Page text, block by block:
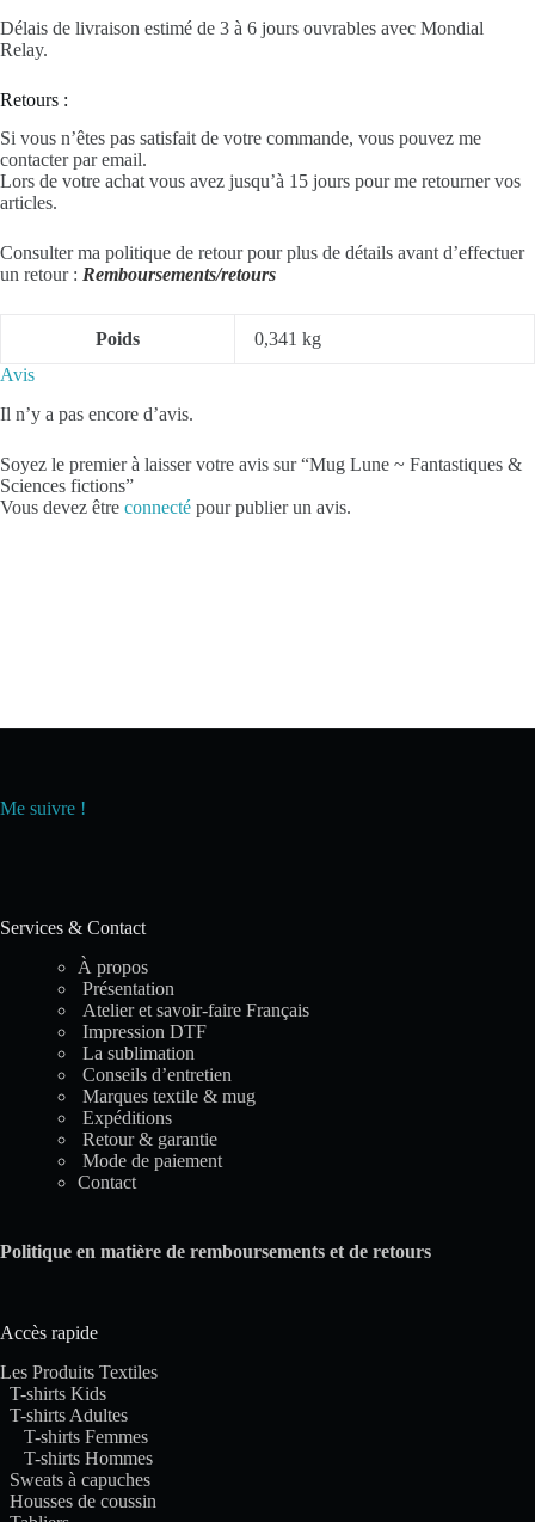
Délais de livraison estimé de 3 à 6 jours ouvrables avec Mondial
Relay.
Retours :
Si vous n’êtes pas satisfait de votre commande, vous pouvez me
contacter par email.
Lors de votre achat vous avez jusqu’à 15 jours pour me retourner vos
articles.
Consulter ma politique de retour pour plus de détails avant d’effectuer
un retour : Remboursements/retours
Poids
0,341 kg
Avis
Il n’y a pas encore d’avis.
Soyez le premier à laisser votre avis sur “Mug Lune ~ Fantastiques &
Sciences fictions”
Vous devez être connecté pour publier un avis.
Me suivre !
Services & Contact
À propos
Présentation
Atelier et savoir-faire Français
Impression DTF
La sublimation
Conseils d’entretien
Marques textile & mug
Expéditions
Retour & garantie
Mode de paiement
Contact
Politique en matière de remboursements et de retours
Accès rapide
Les Produits Textiles
T-shirts Kids
T-shirts Adultes
T-shirts Femmes
T-shirts Hommes
Sweats à capuches
Housses de coussin